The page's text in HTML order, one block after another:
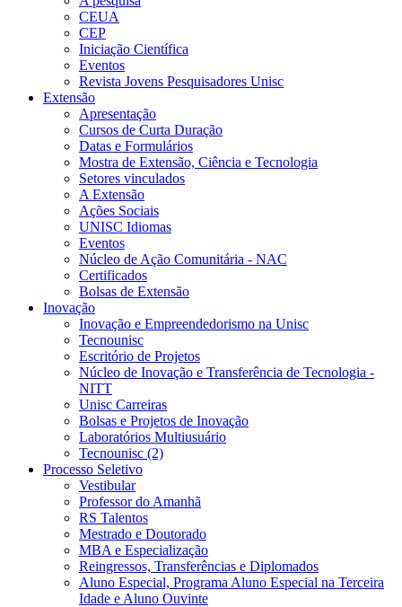
CEUA
CEP
Iniciação Científica
Eventos
Revista Jovens Pesquisadores Unisc
Extensão
Apresentação
Cursos de Curta Duração
Datas e Formulários
Mostra de Extensão, Ciência e Tecnologia
Setores vinculados
A Extensão
Ações Sociais
UNISC Idiomas
Eventos
Núcleo de Ação Comunitária - NAC
Certificados
Bolsas de Extensão
Inovação
Inovação e Empreendedorismo na Unisc
Tecnounisc
Escritório de Projetos
Núcleo de Inovação e Transferência de Tecnologia -
NITT
Unisc Carreiras
Bolsas e Projetos de Inovação
Laboratórios Multiusuário
Tecnounisc (2)
Processo Seletivo
Vestibular
Professor do Amanhã
RS Talentos
Mestrado e Doutorado
MBA e Especialização
Reingressos, Transferências e Diplomados
Aluno Especial, Programa Aluno Especial na Terceira
Idade e Aluno Ouvinte